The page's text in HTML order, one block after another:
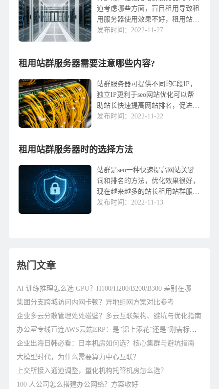
用，必须用这么多IP对于网站...
道考虑哪些方面，盲目租用导致租
用服务器使用效果不好，租用站群
服务器稳定，所以用户需要了解以
访问速度访问速度非常重要。如果
速度相对较慢，导致跳出率相对较
高。因此，当我们租用服务器
时，...
发布时间：2022-11-27
租用站群服务器需要注意哪些内容?
站群服务器可提供不同的C段IP，
独立IP更利于seo网站优化可以帮
助站长快速提高网站排名，促进文
章的收录。如今，随着站群服务器
时应该注意什么呢？一、网络线路
现在很多机房的站群服务器都有很
多不同类型的线路可供选...
发布时间：2022-11-22
租用站群服务器时的选择方法
站群是seo一种快速提高网站关键
词和排名的方法，优化效果很好，
现在越来越多的站长租用站群服务
器，租用可靠的服务器需要在很多
发布时间：2022-11-13
热门文章
AI 训练推理怎么选 GPU？H100/H200/B200/B300 差别在哪
集团分支跨城访问内网卡顿？异地组网方案对比参考
企业多云分散管理处处碰壁？多云互联架构、避坑与优化指南
办公室专线直连AWS云端ERP：是“锦上添花”还是“刚需标配”？
企业出海日韩必看：日本机房如何选？核心集群与避坑指南
大模型时代，为什么需要算力中心互联？
上交所接入通道调整，量化机构托管机房怎么选？
100 人公司怎么搭建办公网络？方案收好